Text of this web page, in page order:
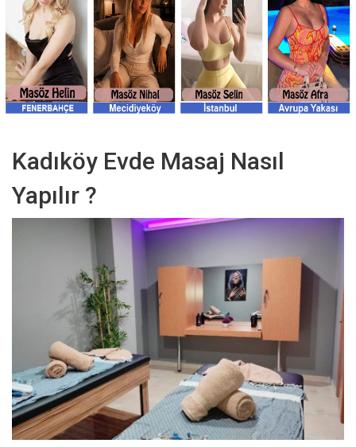
Kadıköy Evde Masaj Nasıl
Yapılır ?